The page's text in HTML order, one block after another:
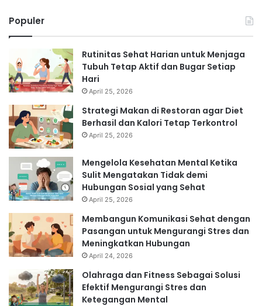
Populer
Rutinitas Sehat Harian untuk Menjaga
Tubuh Tetap Aktif dan Bugar Setiap
Hari
April 25, 2026
Strategi Makan di Restoran agar Diet
Berhasil dan Kalori Tetap Terkontrol
April 25, 2026
Mengelola Kesehatan Mental Ketika
Sulit Mengatakan Tidak demi
Hubungan Sosial yang Sehat
April 25, 2026
Membangun Komunikasi Sehat dengan
Pasangan untuk Mengurangi Stres dan
Meningkatkan Hubungan
April 24, 2026
Olahraga dan Fitness Sebagai Solusi
Efektif Mengurangi Stres dan
Ketegangan Mental